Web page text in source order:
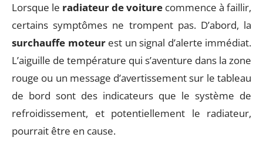
Lorsque le radiateur de voiture commence à faillir,
certains symptômes ne trompent pas. D’abord, la
surchauffe moteurest un signal d’alerte immédiat.
L’aiguille de température qui s’aventure dans la zone
rouge ou un message d’avertissement sur le tableau
de bord sont des indicateurs que le système de
refroidissement, et potentiellement le radiateur,
pourrait être en cause.